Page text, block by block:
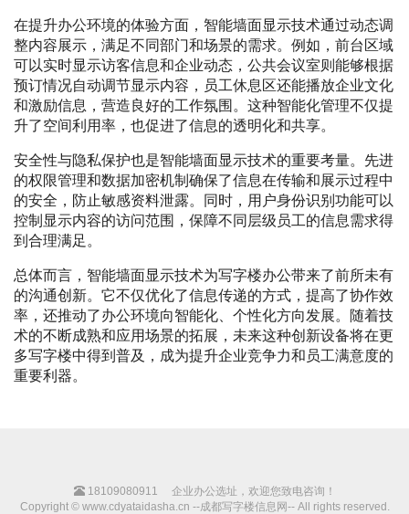
在提升办公环境的体验方面，智能墙面显示技术通过动态调
整内容展示，满足不同部门和场景的需求。例如，前台区域
可以实时显示访客信息和企业动态，公共会议室则能够根据
预订情况自动调节显示内容，员工休息区还能播放企业文化
和激励信息，营造良好的工作氛围。这种智能化管理不仅提
升了空间利用率，也促进了信息的透明化和共享。
安全性与隐私保护也是智能墙面显示技术的重要考量。先进
的权限管理和数据加密机制确保了信息在传输和展示过程中
的安全，防止敏感资料泄露。同时，用户身份识别功能可以
控制显示内容的访问范围，保障不同层级员工的信息需求得
到合理满足。
总体而言，智能墙面显示技术为写字楼办公带来了前所未有
的沟通创新。它不仅优化了信息传递的方式，提高了协作效
率，还推动了办公环境向智能化、个性化方向发展。随着技
术的不断成熟和应用场景的拓展，未来这种创新设备将在更
多写字楼中得到普及，成为提升企业竞争力和员工满意度的
重要利器。
18109080911
企业办公选址，欢迎您致电咨询！
Copyright © www.cdyataidasha.cn --成都写字楼信息网-- All rights reserved.